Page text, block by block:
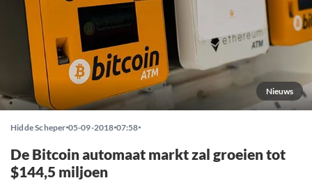
Nieuws
Hidde Scheper 05-09-2018 07:58
De Bitcoin automaat markt zal groeien tot
$144,5 miljoen